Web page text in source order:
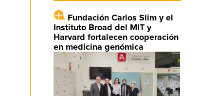
Fundación Carlos Slim y el
Instituto Broad del MIT y
Harvard fortalecen cooperación
en medicina genómica